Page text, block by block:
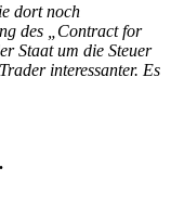
dort noch
des „Contract for
Staat um die Steuer
interessanter. Es